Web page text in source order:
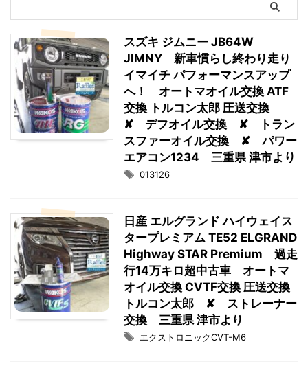
スズキ ジムニー JB64W
JIMNY 新車慣らし終わり走り
イマイチ パフォーマンスアップ
へ！ オートマオイル交換 ATF
交換 トルコン太郎 圧送交換
✘ デフオイル交換 ✘ トラン
スファーオイル交換 ✘ パワー
エアコン1234 三重県 津市より
013126
日産 エルグランド ハイウェイス
タープレミアム TE52 ELGRAND
Highway STAR Premium 過走
行14万キロ超中古車 オートマ
オイル交換 CVTF交換 圧送交換
トルコン太郎 ✘ ストレーナー
交換 三重県 津市より
エクストロニックCVT-M6